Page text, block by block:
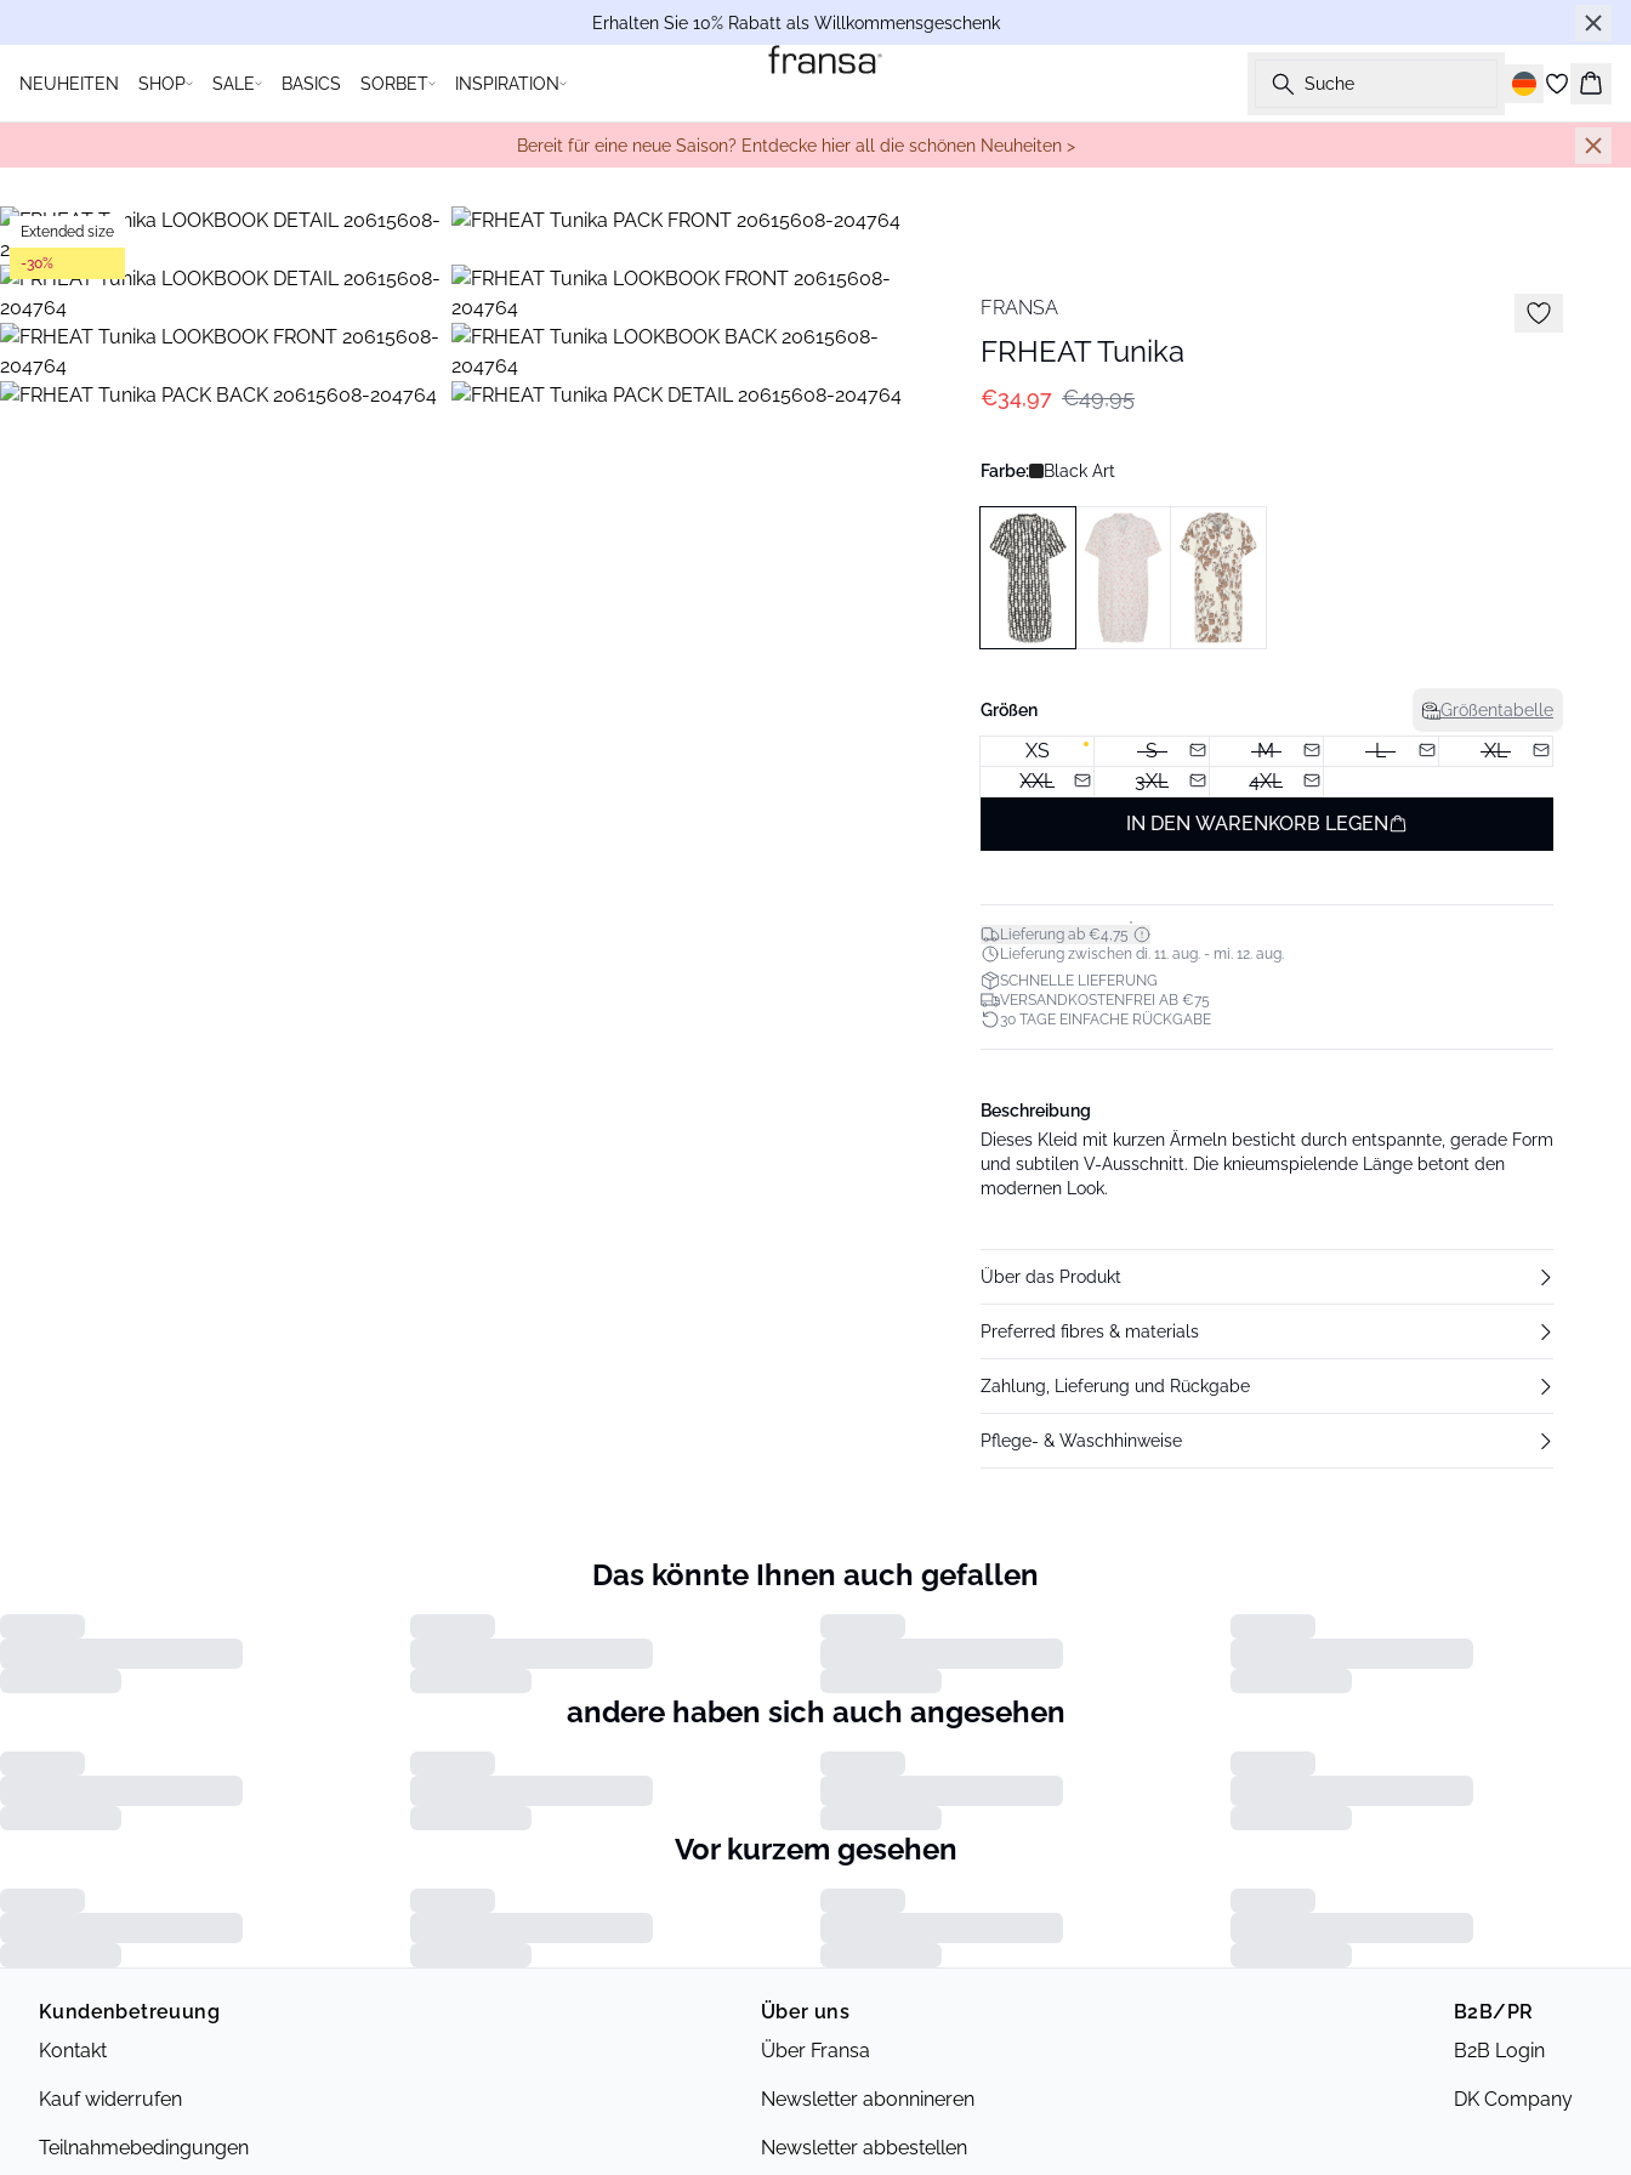
Erhalten Sie 10% Rabatt als Willkommensgeschenk
NEUHEITEN SHOP SALE BASICS SORBET INSPIRATION Suche
Bereit für eine neue Saison? Entdecke hier all die schönen Neuheiten >
Extended size
-30%
FRANSA
FRHEAT Tunika
€34,97 €49,95
Farbe: Black Art
Größen Größentabelle
XS S M L
XL
XXL
3XL
4XL
IN DEN WARENKORB LEGEN
Lieferung ab €4,75*
Lieferung zwischen di. 11. aug. - mi. 12. aug.
SCHNELLE LIEFERUNG
VERSANDKOSTENFREI AB €75
30 TAGE EINFACHE RÜCKGABE
Beschreibung
Dieses Kleid mit kurzen Ärmeln besticht durch entspannte, gerade Form
und subtilen V-Ausschnitt. Die knieumspielende Länge betont den
modernen Look.
Über das Produkt
Preferred fibres & materials
Zahlung, Lieferung und Rückgabe
Pflege- & Waschhinweise
Das könnte Ihnen auch gefallen
andere haben sich auch angesehen
Vor kurzem gesehen
Kundenbetreuung
Kontakt
Kauf widerrufen
Teilnahmebedingungen
Über uns
Über Fransa
Newsletter abonnineren
Newsletter abbestellen
B2B/PR
B2B Login
DK Company